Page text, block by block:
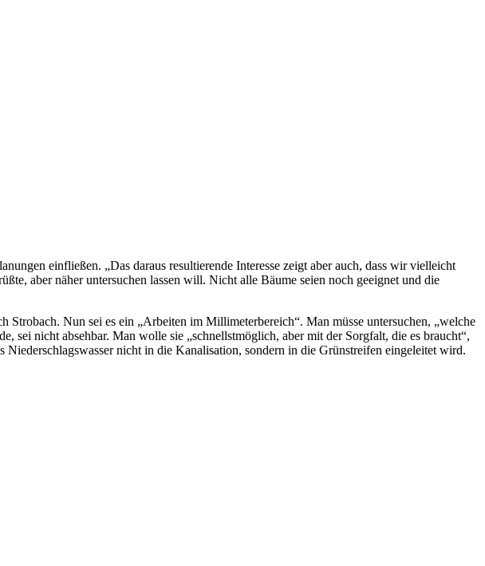
einfließen. „Das daraus resultierende Interesse zeigt aber auch, dass wir vielleicht
aber näher untersuchen lassen will. Nicht alle Bäume seien noch geeignet und die
Nun sei es ein „Arbeiten im Millimeterbereich“. Man müsse untersuchen, „welche
sei nicht absehbar. Man wolle sie „schnellstmöglich, aber mit der Sorgfalt, die es braucht“,
nicht in die Kanalisation, sondern in die Grünstreifen eingeleitet wird.